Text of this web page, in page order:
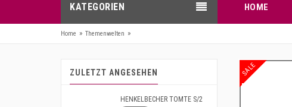
KATEGORIEN HOME
Home » Themenwelten »
SALE
ZULETZT ANGESEHEN
HENKELBECHER TOMTE S/2